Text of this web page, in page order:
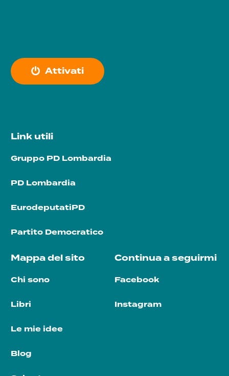
Attivati
Link utili
Gruppo PD Lombardia
PD Lombardia
EurodeputatiPD
Partito Democratico
Mappa del sito
Chi sono
Libri
Le mie idee
Blog
Continua a seguirmi
Facebook
Instagram